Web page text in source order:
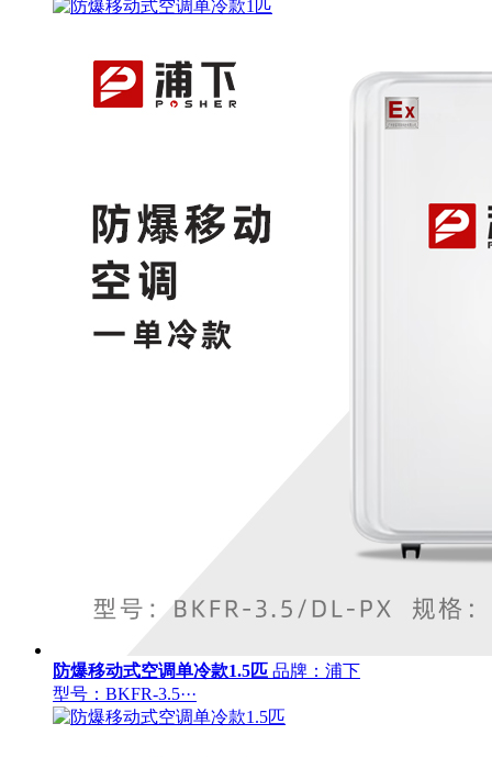
防爆移动式空调单冷款1.5匹 品牌：浦下
型号：BKFR-3.5···